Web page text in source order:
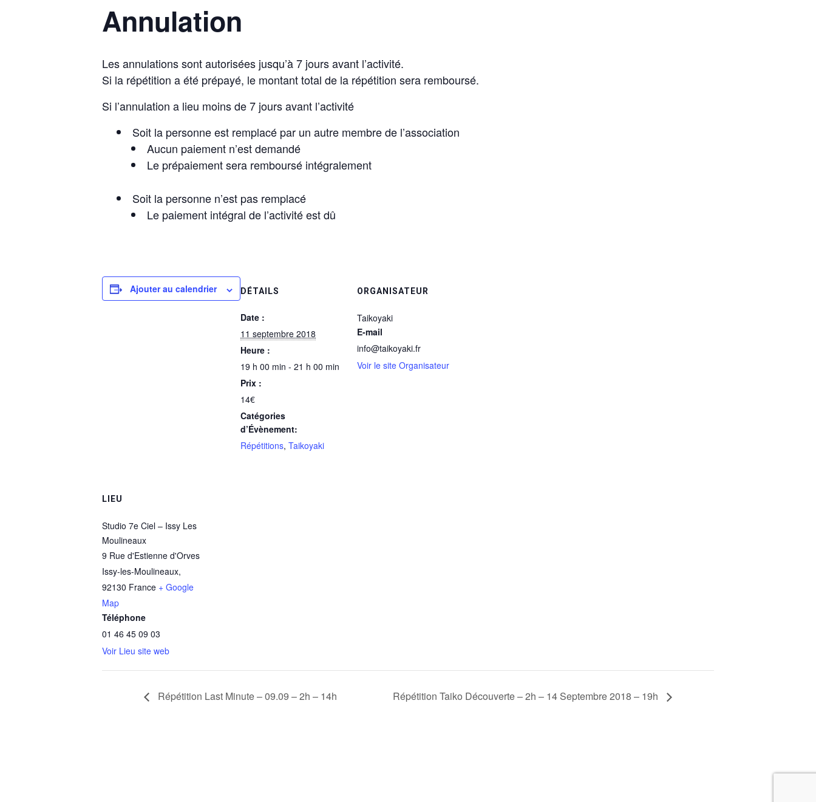
Annulation
Les annulations sont autorisées jusqu’à 7 jours avant l’activité.
Si la répétition a été prépayé, le montant total de la répétition sera remboursé.
Si l’annulation a lieu moins de 7 jours avant l’activité
Soit la personne est remplacé par un autre membre de l’association
Aucun paiement n’est demandé
Le prépaiement sera remboursé intégralement
Soit la personne n’est pas remplacé
Le paiement intégral de l’activité est dû
Ajouter au calendrier DÉTAILS
Date :
11 septembre 2018
Heure :
19 h 00 min - 21 h 00 min
Prix :
14€
Catégories
d’Évènement:
Répétitions, Taikoyaki
ORGANISATEUR
Taikoyaki
E-mail
info@taikoyaki.fr
Voir le site Organisateur
LIEU
Studio 7e Ciel – Issy Les
Moulineaux
9 Rue d'Estienne d'Orves
Issy-les-Moulineaux,
92130 France + Google
Map
Téléphone
01 46 45 09 03
Voir Lieu site web
Répétition Last Minute – 09.09 – 2h – 14h Répétition Taiko Découverte – 2h – 14 Septembre 2018 – 19h